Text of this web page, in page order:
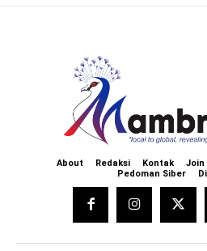
About Redaksi Kontak Join
Pedoman Siber